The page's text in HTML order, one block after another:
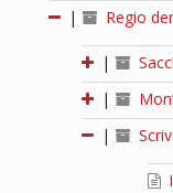
| Regio
|
|
|